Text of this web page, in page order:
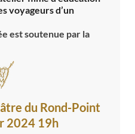
voyageurs d’un
est soutenue par la
du Rond-Point
2024 19h